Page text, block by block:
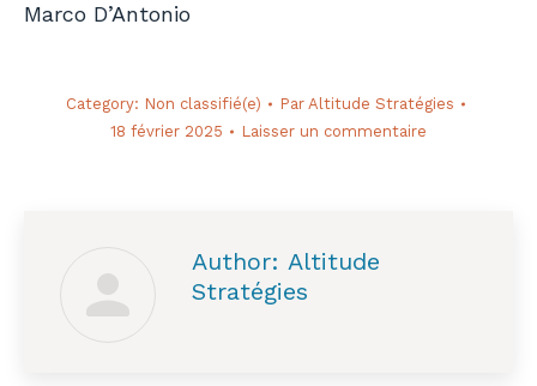
Marco D’Antonio
Category: Non classifié(e) Par Altitude Stratégies
18 février 2025
Laisser un commentaire
Author: Altitude
Stratégies